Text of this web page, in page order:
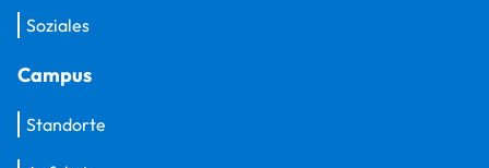
Soziales
Campus
Standorte